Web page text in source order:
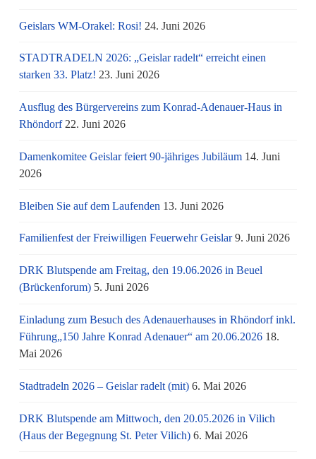
Geislars WM-Orakel: Rosi! 24. Juni 2026
STADTRADELN 2026: „Geislar radelt“ erreicht einen
starken 33. Platz! 23. Juni 2026
Ausflug des Bürgervereins zum Konrad-Adenauer-Haus in
Rhöndorf 22. Juni 2026
Damenkomitee Geislar feiert 90-jähriges Jubiläum 14. Juni
2026
Bleiben Sie auf dem Laufenden 13. Juni 2026
Familienfest der Freiwilligen Feuerwehr Geislar 9. Juni 2026
DRK Blutspende am Freitag, den 19.06.2026 in Beuel
(Brückenforum) 5. Juni 2026
Einladung zum Besuch des Adenauerhauses in Rhöndorf inkl.
Führung„150 Jahre Konrad Adenauer“ am 20.06.2026 18.
Mai 2026
Stadtradeln 2026 – Geislar radelt (mit) 6. Mai 2026
DRK Blutspende am Mittwoch, den 20.05.2026 in Vilich
(Haus der Begegnung St. Peter Vilich) 6. Mai 2026